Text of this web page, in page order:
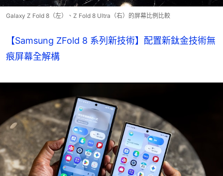
Galaxy Z Fold 8（左）、Z Fold 8 Ultra（右）的屏幕比例比較
【Samsung ZFold 8 系列新技術】配置新鈦金技術無
痕屏幕全解構